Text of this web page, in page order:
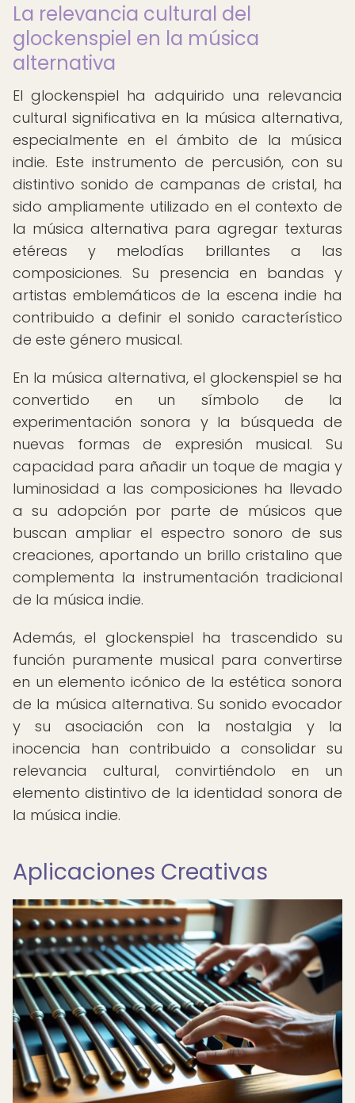
La relevancia cultural del
glockenspiel en la música
alternativa
El glockenspiel ha adquirido una relevancia
cultural significativa en la música alternativa,
especialmente en el ámbito de la música
indie. Este instrumento de percusión, con su
distintivo sonido de campanas de cristal, ha
sido ampliamente utilizado en el contexto de
la música alternativa para agregar texturas
etéreas y melodías brillantes a las
composiciones. Su presencia en bandas y
artistas emblemáticos de la escena indie ha
contribuido a definir el sonido característico
de este género musical.
En la música alternativa, el glockenspiel se ha
convertido en un símbolo de la
experimentación sonora y la búsqueda de
nuevas formas de expresión musical. Su
capacidad para añadir un toque de magia y
luminosidad a las composiciones ha llevado
a su adopción por parte de músicos que
buscan ampliar el espectro sonoro de sus
creaciones, aportando un brillo cristalino que
complementa la instrumentación tradicional
de la música indie.
Además, el glockenspiel ha trascendido su
función puramente musical para convertirse
en un elemento icónico de la estética sonora
de la música alternativa. Su sonido evocador
y su asociación con la nostalgia y la
inocencia han contribuido a consolidar su
relevancia cultural, convirtiéndolo en un
elemento distintivo de la identidad sonora de
la música indie.
Aplicaciones Creativas